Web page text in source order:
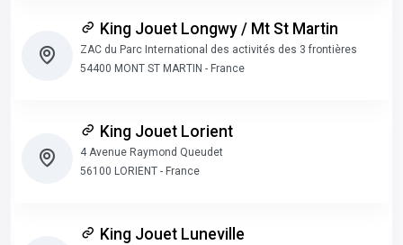
King Jouet Longwy / Mt St Martin
ZAC du Parc International des activités des 3 frontières
54400 MONT ST MARTIN - France
King Jouet Lorient
4 Avenue Raymond Queudet
56100 LORIENT - France
King Jouet Luneville